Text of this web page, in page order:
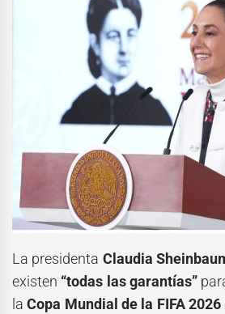
La presidenta Claudia
existen “todas las garantías”
la Copa Mundial de la FIFA 2026